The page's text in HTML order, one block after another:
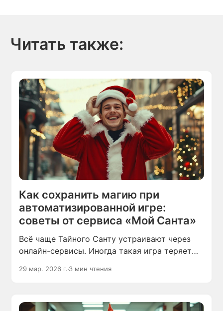
Читать также:
Как сохранить магию при
автоматизированной игре:
советы от сервиса «Мой Санта»
Всё чаще Тайного Санту устраивают через
онлайн-сервисы. Иногда такая игра теряет
подарками «ты — мне, я — тебе».
29 мар. 2026 г. 3 мин чтения